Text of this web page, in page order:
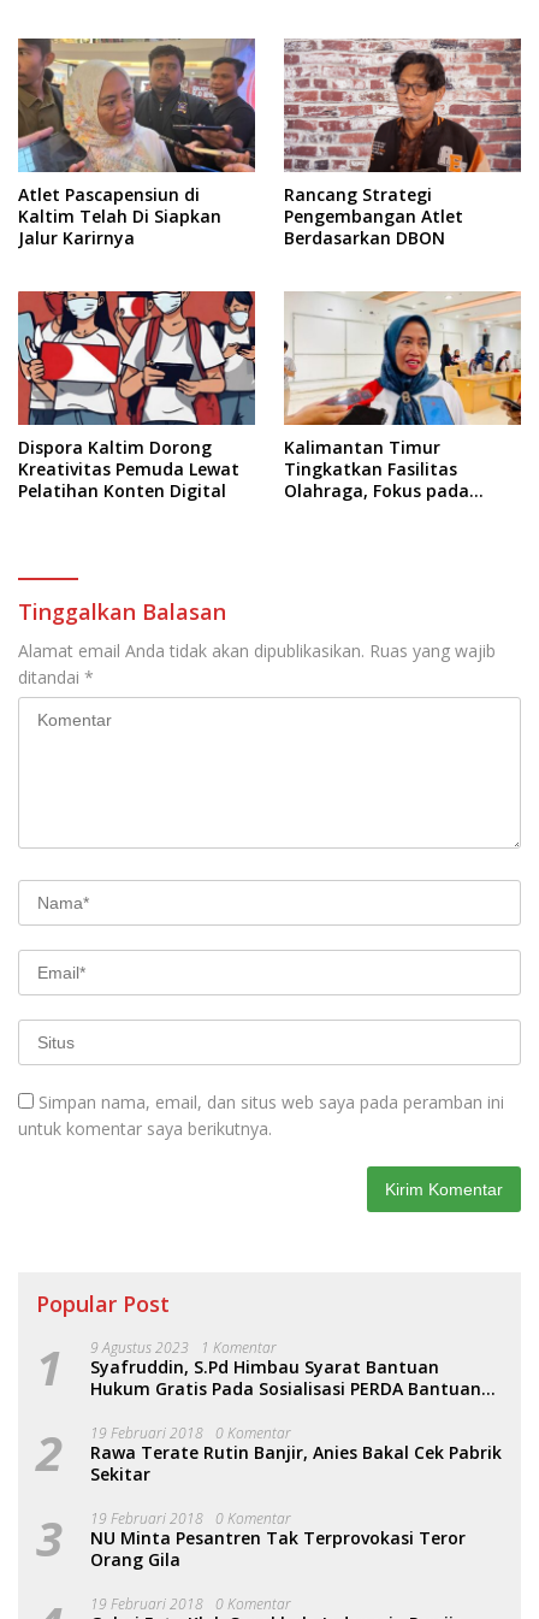
Atlet Pascapensiun di
Kaltim Telah Di Siapkan
Jalur Karirnya
Rancang Strategi
Pengembangan Atlet
Berdasarkan DBON
Dispora Kaltim Dorong
Kreativitas Pemuda Lewat
Pelatihan Konten Digital
Kalimantan Timur
Tingkatkan Fasilitas
Olahraga, Fokus pada
Tinggalkan Balasan
Alamat email Anda tidak akan dipublikasikan. Ruas yang wajib
ditandai *
Simpan nama, email, dan situs web saya pada peramban ini
untuk komentar saya berikutnya.
Popular Post
1 9 Agustus 2023 1 Komentar
Syafruddin, S.Pd Himbau Syarat Bantuan
Hukum Gratis Pada Sosialisasi PERDA Bantuan
2 19 Februari 2018 0 Komentar
Rawa Terate Rutin Banjir, Anies Bakal Cek Pabrik
Sekitar
3 19 Februari 2018 0 Komentar
NU Minta Pesantren Tak Terprovokasi Teror
Orang Gila
19 Februari 2018 0 Komentar